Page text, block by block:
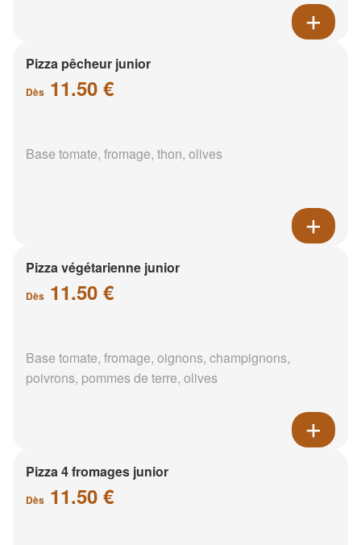
Pizza pêcheur junior
Dès 11.50 €
Base tomate, fromage, thon, olives
Pizza végétarienne junior
Dès 11.50 €
Base tomate, fromage, oignons, champignons,
poivrons, pommes de terre, olives
Pizza 4 fromages junior
Dès 11.50 €